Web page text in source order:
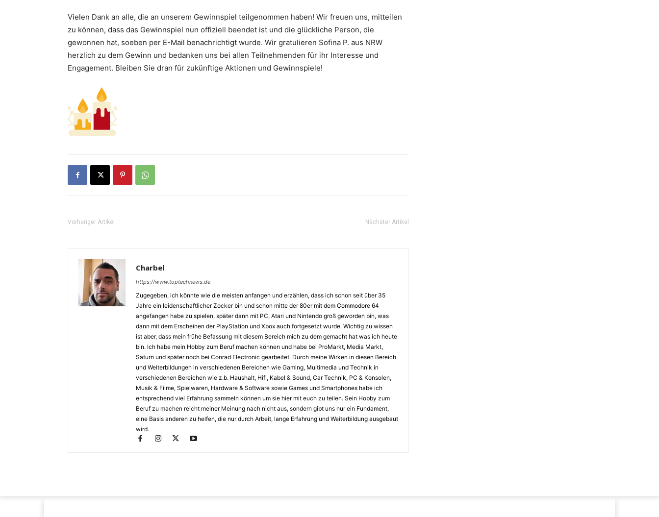
Vielen Dank an alle, die an unserem Gewinnspiel teilgenommen haben! Wir freuen uns, mitteilen
zu können, dass das Gewinnspiel nun offiziell beendet ist und die glückliche Person, die
gewonnen hat, soeben per E-Mail benachrichtigt wurde. Wir gratulieren Sofina P. aus NRW
herzlich zu dem Gewinn und bedanken uns bei allen Teilnehmenden für ihr Interesse und
Engagement. Bleiben Sie dran für zukünftige Aktionen und Gewinnspiele!
Vorheriger Artikel Nächster Artikel
Charbel
https://www.toptechnews.de
Zugegeben, ich könnte wie die meisten anfangen und erzählen, dass ich schon seit über 35
Jahre ein leidenschaftlicher Zocker bin und schon mitte der 80er mit dem Commodore 64
angefangen habe zu spielen, später dann mit PC, Atari und Nintendo groß geworden bin, was
dann mit dem Erscheinen der PlayStation und Xbox auch fortgesetzt wurde. Wichtig zu wissen
ist aber, dass mein frühe Befassung mit diesem Bereich mich zu dem gemacht hat was ich heute
bin. Ich habe mein Hobby zum Beruf machen können und habe bei ProMarkt, Media Markt,
Saturn und später noch bei Conrad Electronic gearbeitet. Durch meine Wirken in diesen Bereich
und Weiterbildungen in verschiedenen Bereichen wie Gaming, Multimedia und Technik in
verschiedenen Bereichen wie z.b. Haushalt, Hifi, Kabel & Sound, Car Technik, PC & Konsolen,
Musik & Filme, Spielwaren, Hardware & Software sowie Games und Smartphones habe ich
entsprechend viel Erfahrung sammeln können um sie hier mit euch zu teilen. Sein Hobby zum
Beruf zu machen reicht meiner Meinung nach nicht aus, sondern gibt uns nur ein Fundament,
eine Basis anderen zu helfen, die nur durch Arbeit, lange Erfahrung und Weiterbildung ausgebaut
wird.